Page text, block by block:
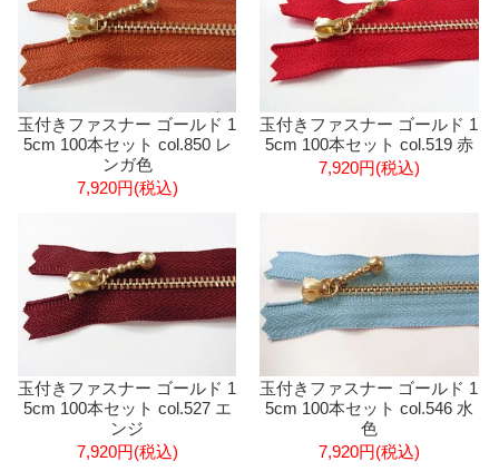
玉付きファスナー ゴールド 1
5cm 100本セット col.850 レ
ンガ色
7,920円(税込)
玉付きファスナー ゴールド 1
5cm 100本セット col.519 赤
7,920円(税込)
玉付きファスナー ゴールド 1
5cm 100本セット col.527 エ
ンジ
7,920円(税込)
玉付きファスナー ゴールド 1
5cm 100本セット col.546 水
色
7,920円(税込)